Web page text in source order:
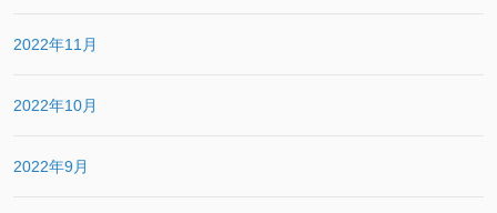
2022年11月
2022年10月
2022年9月